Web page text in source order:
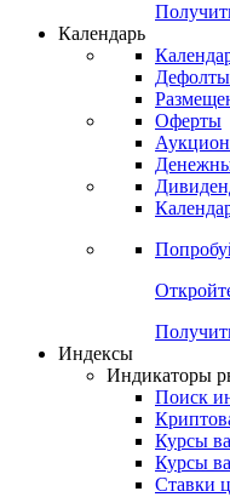
Календарь
Дефолты
Оферты
Индексы
Индикаторы
Поиск
Курсы
Курсы
Ставки